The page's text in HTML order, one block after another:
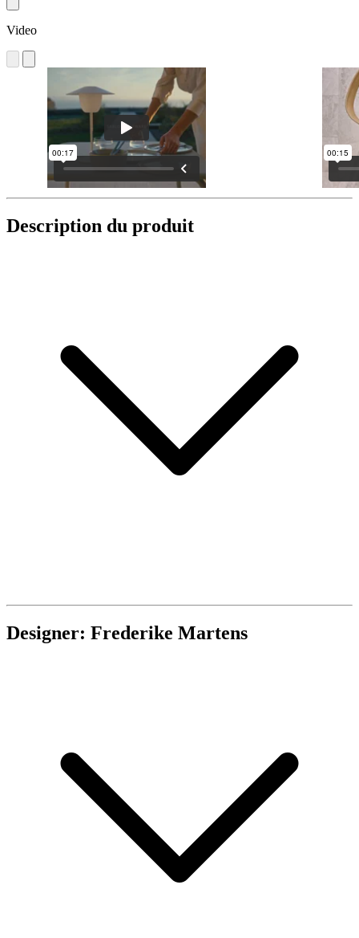
Video
Description du produit
Designer: Frederike Martens